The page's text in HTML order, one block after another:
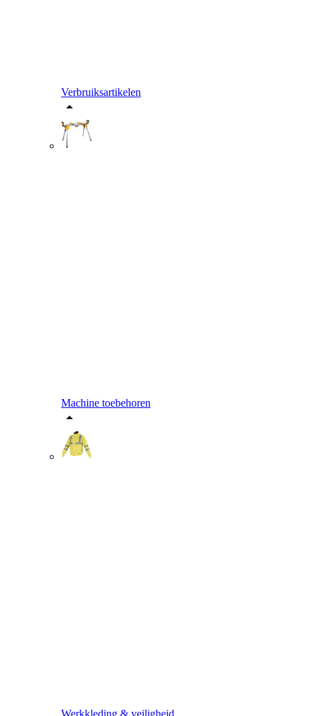
Verbruiksartikelen
Machine toebehoren
Werkkleding & veiligheid